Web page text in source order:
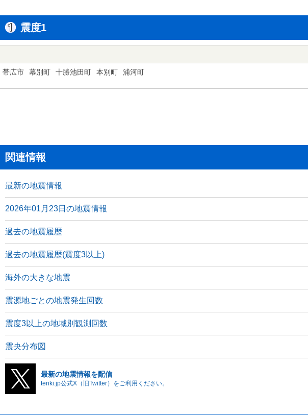
震度1
帯広市 幕別町 十勝池田町 本別町 浦河町
関連情報
最新の地震情報
2026年01月23日の地震情報
過去の地震履歴
過去の地震履歴(震度3以上)
海外の大きな地震
震源地ごとの地震発生回数
震度3以上の地域別観測回数
震央分布図
最新の地震情報を配信
tenki.jp公式X（旧Twitter）をご利用ください。